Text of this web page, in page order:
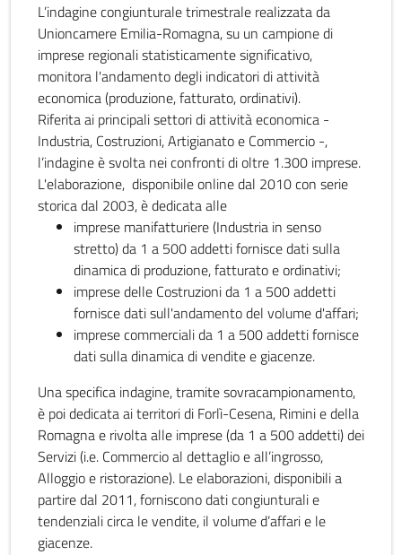
L’indagine congiunturale trimestrale realizzata da
Unioncamere Emilia-Romagna, su un campione di
imprese regionali statisticamente significativo,
monitora l'andamento degli indicatori di attività
economica (produzione, fatturato, ordinativi).
Riferita ai principali settori di attività economica -
Industria, Costruzioni, Artigianato e Commercio -,
l’indagine è svolta nei confronti di oltre 1.300 imprese.
L'elaborazione, disponibile online dal 2010 con serie
storica dal 2003, è dedicata alle
imprese manifatturiere (Industria in senso
stretto) da 1 a 500 addetti fornisce dati sulla
dinamica di produzione, fatturato e ordinativi;
imprese delle Costruzioni da 1 a 500 addetti
fornisce dati sull'andamento del volume d'affari;
imprese commerciali da 1 a 500 addetti fornisce
dati sulla dinamica di vendite e giacenze.
Una specifica indagine, tramite sovracampionamento,
è poi dedicata ai territori di Forlì-Cesena, Rimini e della
Romagna e rivolta alle imprese (da 1 a 500 addetti) dei
Servizi (i.e. Commercio al dettaglio e all’ingrosso,
Alloggio e ristorazione). Le elaborazioni, disponibili a
partire dal 2011, forniscono dati congiunturali e
tendenziali circa le vendite, il volume d’affari e le
giacenze.